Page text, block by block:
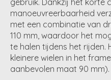
manoeuvreerbaarheid
met een combinatie van
110 mm, waardoor het
te halen tijdens het rijden.
kleinere wielen in het
aanbevolen maat 90 mm).